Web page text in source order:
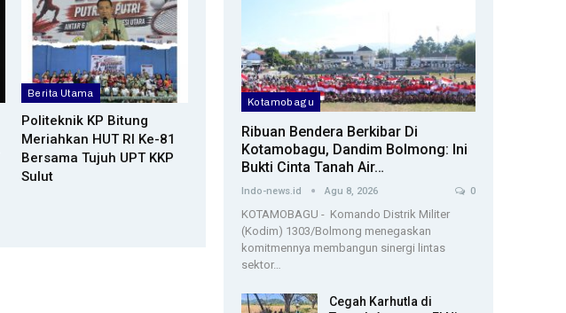
Berita Utama
Politeknik KP Bitung
Meriahkan HUT RI Ke-81
Bersama Tujuh UPT KKP
Sulut
Kotamobagu
Ribuan Bendera Berkibar Di
Kotamobagu, Dandim Bolmong: Ini
Bukti Cinta Tanah Air…
Indo-news.id Agu 8, 2026 0
KOTAMOBAGU - Komando Distrik Militer
(Kodim) 1303/Bolmong menegaskan
komitmennya membangun sinergi lintas
sektor…
Cegah Karhutla di